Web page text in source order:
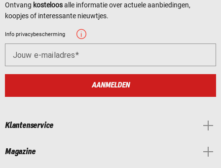
Ontvang kosteloosalle informatie over actuele aanbiedingen,
koopjes of interessante nieuwtjes.
Info privacybescherming
Jouw e-mailadres
AANMELDEN
Klantenservice
Magazine